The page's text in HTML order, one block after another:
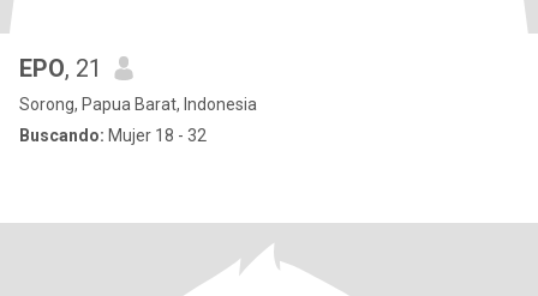
EPO, 21
Sorong, Papua Barat, Indonesia
Buscando: Mujer 18 - 32